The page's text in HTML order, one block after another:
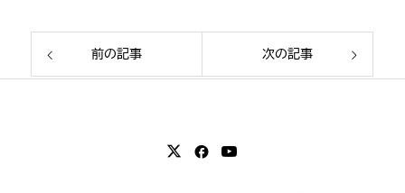
前の記事 次の記事